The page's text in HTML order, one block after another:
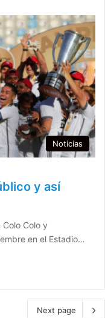
Noticias
y así
Colo y
en el Estadio…
Next page